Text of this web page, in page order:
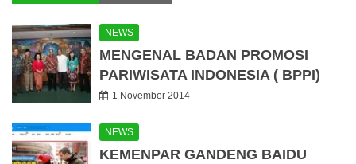
NEWS
MENGENAL BADAN PROMOSI
PARIWISATA INDONESIA ( BPPI)
1 November 2014
NEWS
KEMENPAR GANDENG BAIDU